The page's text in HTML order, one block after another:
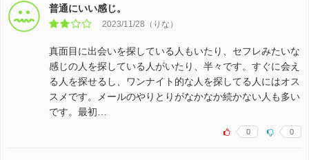
普通にいい感じ。
2023/11/28（りな）
真面目に出会いを探している人もいたり、セフレみたいな
感じの人を探している人がいたり、半々です。すぐに会え
る人を探せるし、ワンナイト的な人を探してる人にはオス
スメです。メールのやりとりがなかなか続かない人も多い
です。最初…
0 0